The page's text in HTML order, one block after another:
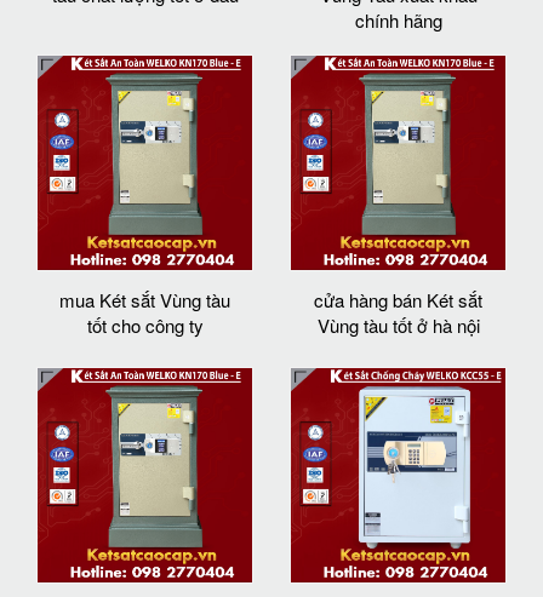
chính hãng
mua Két sắt Vùng tàu
tốt cho công ty
cửa hàng bán Két sắt
Vùng tàu tốt ở hà nội